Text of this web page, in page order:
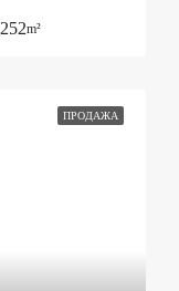
252m²
ПРОДАЖА